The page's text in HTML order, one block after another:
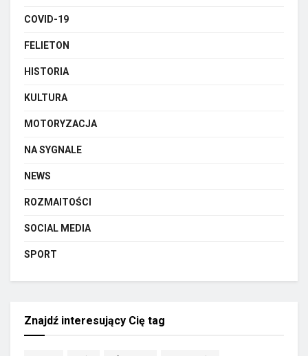
COVID-19
FELIETON
HISTORIA
KULTURA
MOTORYZACJA
NA SYGNALE
NEWS
ROZMAITOŚCI
SOCIAL MEDIA
SPORT
Znajdź interesujący Cię tag